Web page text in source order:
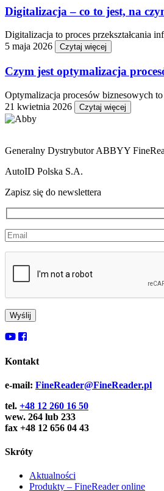
Digitalizacja – co to jest, na
Digitalizacja to proces przekształcania
5 maja 2026
Czytaj więcej
Czym jest optymalizacja
Optymalizacja procesów biznesowych
21 kwietnia 2026
Czytaj więcej
Generalny Dystrybutor ABBYY
AutoID Polska S.A.
Zapisz się do newslettera
Kontakt
e-mail: FineReader@FineReader.pl
tel. +48 12 260 16 50
wew. 264 lub 233
fax +48 12 656 04 43
Skróty
Aktualności
Produkty – FineReader online